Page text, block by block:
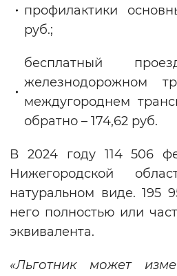
профилактики
руб.;
бесплатный
железнодорожном
междугороднем
обратно – 174,62 руб.
В 2024 году 114 506
Нижегородской
натуральном виде. 195
него полностью или
эквивалента.
«Льготник может